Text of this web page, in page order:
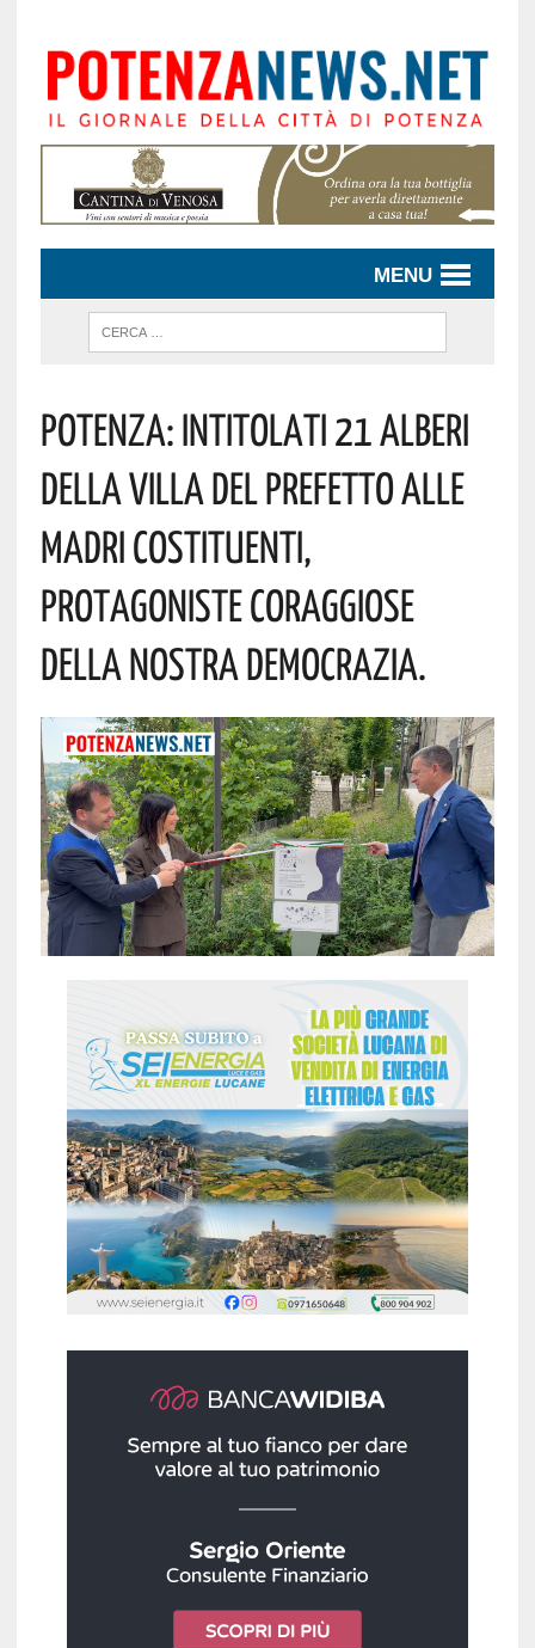
MENU
Potenza: Intitolati 21 Alberi
Della Villa Del Prefetto Alle
Madri Costituenti,
Protagoniste Coraggiose
Della Nostra Democrazia.